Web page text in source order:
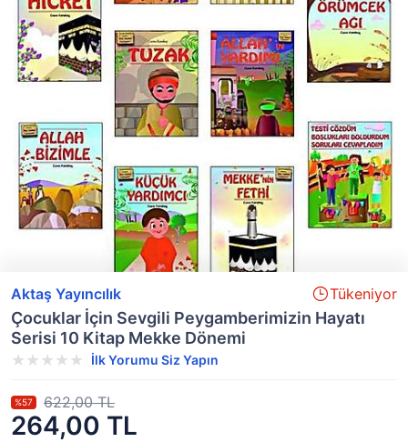
Aktaş Yayıncılık Tükeniyor
Çocuklar İçin Sevgili Peygamberimizin Hayatı
Serisi 10 Kitap Mekke Dönemi
İlk Yorumu Siz Yapın
264,00 TL
%57 622,00 TL